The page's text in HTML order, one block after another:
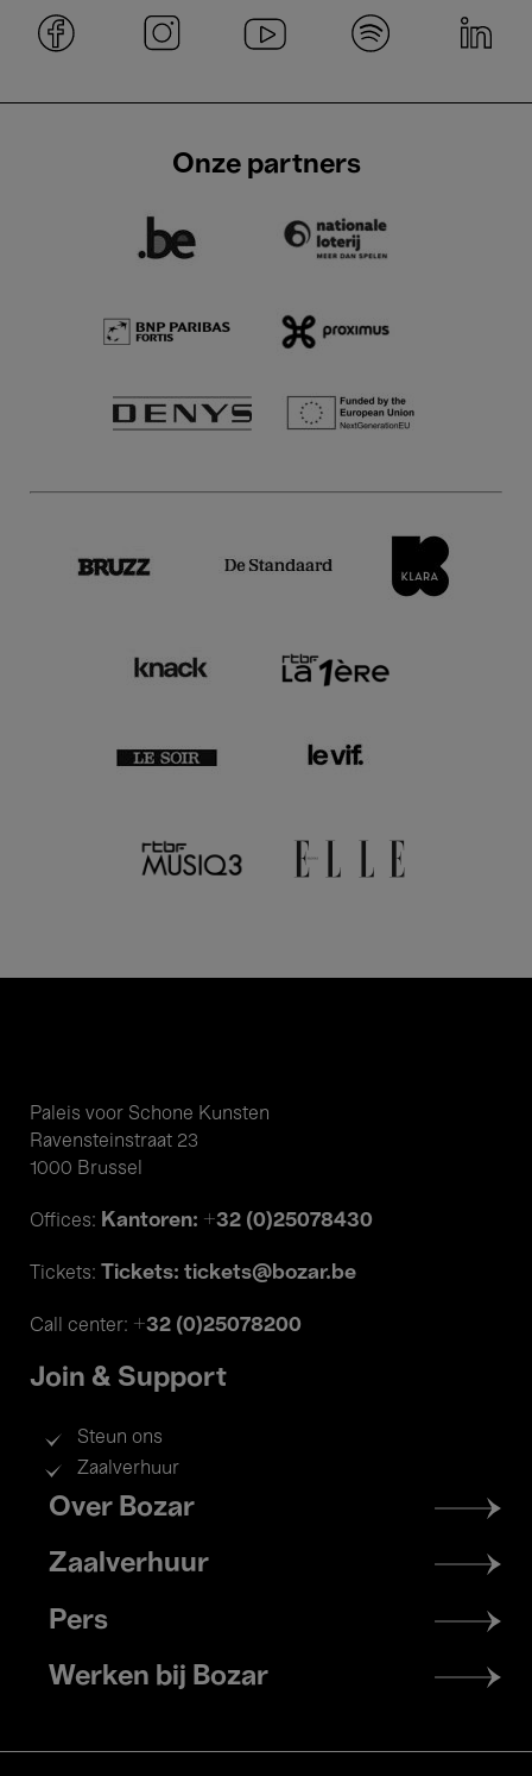
Onze partners
Paleis voor Schone Kunsten
Ravensteinstraat 23
1000 Brussel
Offices: Kantoren: +32 (0)25078430
Tickets: Tickets: tickets@bozar.be
Call center: +32 (0)25078200
Join & Support
Steun ons
Zaalverhuur
Footer
menu
Over Bozar
Zaalverhuur
Pers
Werken bij Bozar